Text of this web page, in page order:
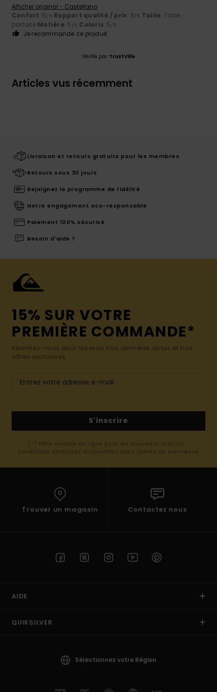
Afficher original - Castellano
Confort: 5/5 Rapport qualité / prix: 5/5 Taille: Taille
parfaite Matière: 5 /5 Coloris: 5 /5
Je recommande ce produit
Vérifié par TrustVille
Articles vus récemment
Livraison et retours gratuits pour les membres
Retours sous 30 jours
Rejoignez le programme de fidélité
Notre engagement eco-responsable
Paiement 100% sécurisé
Besoin d'aide ?
15% SUR VOTRE
PREMIÈRE COMMANDE*
Abonnez-vous pour recevoir nos dernières actus et nos
offres exclusives.
S'inscrire
(*) Offre valable en ligne pour les nouveaux inscrits -
Conditions détaillées disponibles dans l'email de bienvenue
Trouver un magasin Contactez nous
AIDE
QUIKSILVER
Sélectionnez votre Région